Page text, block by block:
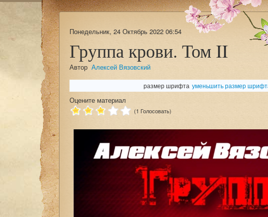
Понедельник, 24 Октябрь 2022 06:54
Группа крови. Том II
Автор Алексей Вязовский
размер шрифта уменьшить размер
Оцените материал
(1 Голосовать)